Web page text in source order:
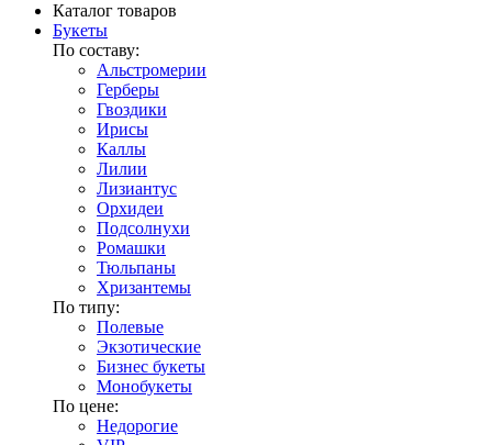
Каталог товаров
Букеты
По составу:
Альстромерии
Герберы
Гвоздики
Ирисы
Каллы
Лилии
Лизиантус
Орхидеи
Подсолнухи
Ромашки
Тюльпаны
Хризантемы
По типу:
Полевые
Экзотические
Бизнес букеты
Монобукеты
По цене:
Недорогие